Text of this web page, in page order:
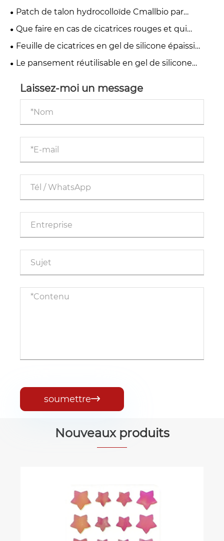
hydrocolloïdes Cmallbio : pourquoi la « guérison
humide » est-elle meilleure que la « croûte
sèche » ?
Patch de talon hydrocolloïde Cmallbio par
rapport aux bandages ordinaires : pourquoi
guérissent-ils les ampoules plus rapidement ?
Que faire en cas de cicatrices rouges et qui
démangent ? La feuille de cicatrice en gel de
silicone CmallBio peut aider
Feuille de cicatrices en gel de silicone épaissi
Cmallbio-CICA : un choix haut de gamme pour le
soin des cicatrices post-chirurgicales
Le pansement réutilisable en gel de silicone
médicaux
Laissez-moi un message
soumettre
Nouveaux produits